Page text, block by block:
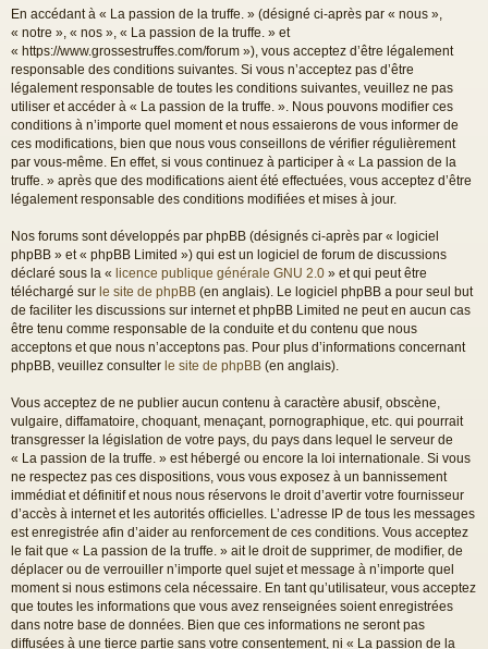
En accédant à « La passion de la truffe. » (désigné ci-après par « nous »,
« notre », « nos », « La passion de la truffe. » et
« https://www.grossestruffes.com/forum »), vous acceptez d’être légalement
responsable des conditions suivantes. Si vous n’acceptez pas d’être
légalement responsable de toutes les conditions suivantes, veuillez ne pas
utiliser et accéder à « La passion de la truffe. ». Nous pouvons modifier ces
conditions à n’importe quel moment et nous essaierons de vous informer de
ces modifications, bien que nous vous conseillons de vérifier régulièrement
par vous-même. En effet, si vous continuez à participer à « La passion de la
truffe. » après que des modifications aient été effectuées, vous acceptez d’être
légalement responsable des conditions modifiées et mises à jour.
Nos forums sont développés par phpBB (désignés ci-après par « logiciel
phpBB » et « phpBB Limited ») qui est un logiciel de forum de discussions
déclaré sous la « licence publique générale GNU 2.0 » et qui peut être
téléchargé sur le site de phpBB (en anglais). Le logiciel phpBB a pour seul but
de faciliter les discussions sur internet et phpBB Limited ne peut en aucun cas
être tenu comme responsable de la conduite et du contenu que nous
acceptons et que nous n’acceptons pas. Pour plus d’informations concernant
phpBB, veuillez consulter le site de phpBB (en anglais).
Vous acceptez de ne publier aucun contenu à caractère abusif, obscène,
vulgaire, diffamatoire, choquant, menaçant, pornographique, etc. qui pourrait
transgresser la législation de votre pays, du pays dans lequel le serveur de
« La passion de la truffe. » est hébergé ou encore la loi internationale. Si vous
ne respectez pas ces dispositions, vous vous exposez à un bannissement
immédiat et définitif et nous nous réservons le droit d’avertir votre fournisseur
d’accès à internet et les autorités officielles. L’adresse IP de tous les messages
est enregistrée afin d’aider au renforcement de ces conditions. Vous acceptez
le fait que « La passion de la truffe. » ait le droit de supprimer, de modifier, de
déplacer ou de verrouiller n’importe quel sujet et message à n’importe quel
moment si nous estimons cela nécessaire. En tant qu’utilisateur, vous acceptez
que toutes les informations que vous avez renseignées soient enregistrées
dans notre base de données. Bien que ces informations ne seront pas
diffusées à une tierce partie sans votre consentement, ni « La passion de la